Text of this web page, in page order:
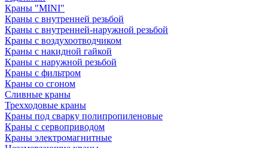
Краны "MINI"
Краны с внутренней резьбой
Краны с внутренней-наружной резьбой
Краны с воздухоотводчиком
Краны с накидной гайкой
Краны с наружной резьбой
Краны с фильтром
Краны со сгоном
Сливные краны
Трехходовые краны
Краны под сварку полипропиленовые
Краны с сервоприводом
Краны электромагнитные